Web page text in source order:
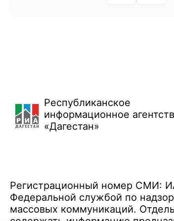
Республиканское
информационное
«Дагестан»
Регистрационный номер СМИ:
Федеральной службой по
массовых коммуникаций.